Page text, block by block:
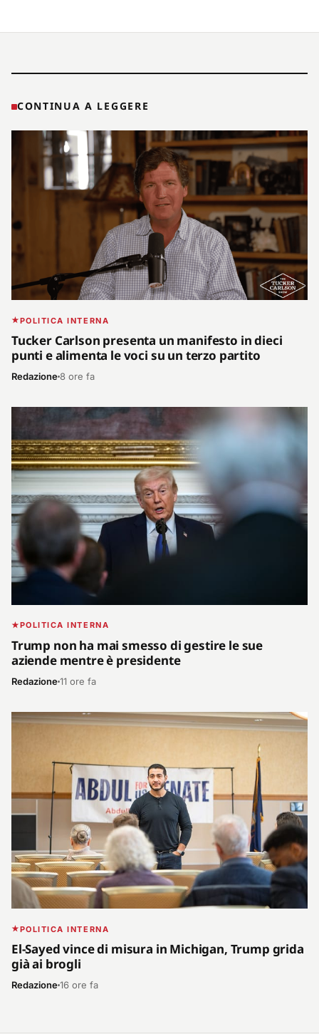
CONTINUA A LEGGERE
POLITICA INTERNA
Tucker Carlson presenta un manifesto in dieci
punti e alimenta le voci su un terzo partito
Redazione8 ore fa
POLITICA INTERNA
Trump non ha mai smesso di gestire le sue
aziende mentre è presidente
Redazione11 ore fa
POLITICA INTERNA
El-Sayed vince di misura in Michigan, Trump grida
già ai brogli
Redazione16 ore fa